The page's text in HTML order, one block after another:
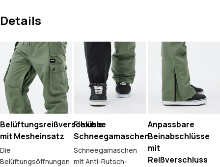
Details
Belüftungsreißverschlüsse
mit Mesheinsatz
Die
Belüftungsöffnungen
Flexible
Schneegamaschen
Schneegamaschen
mit Anti-Rutsch-
Anpassbare
Beinabschlüsse
mit
Reißverschluss